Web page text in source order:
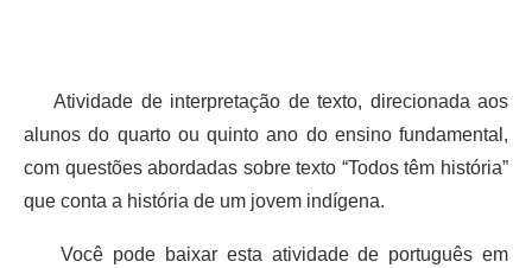
Atividade de interpretação de texto, direcionada aos
alunos do quarto ou quinto ano do ensino fundamental,
com questões abordadas sobre texto “Todos têm história”
que conta a história de um jovem indígena.
Você pode baixar esta atividade de português em